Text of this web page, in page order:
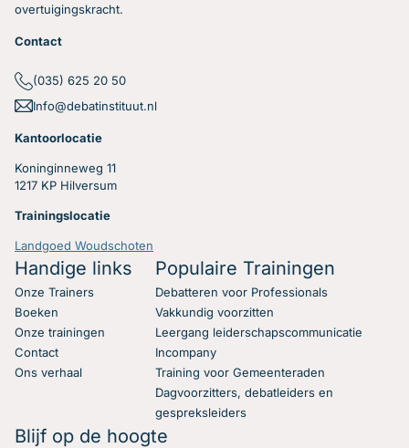
overtuigingskracht.
Contact
(035) 625 20 50
Info@debatinstituut.nl
Kantoorlocatie
Koninginneweg 11
1217 KP Hilversum
Trainingslocatie
Landgoed Woudschoten
Handige links
Onze Trainers
Boeken
Onze trainingen
Contact
Ons verhaal
Populaire Trainingen
Debatteren voor Professionals
Vakkundig voorzitten
Leergang leiderschapscommunicatie
Incompany
Training voor Gemeenteraden
Dagvoorzitters, debatleiders en
gespreksleiders
Blijf op de hoogte